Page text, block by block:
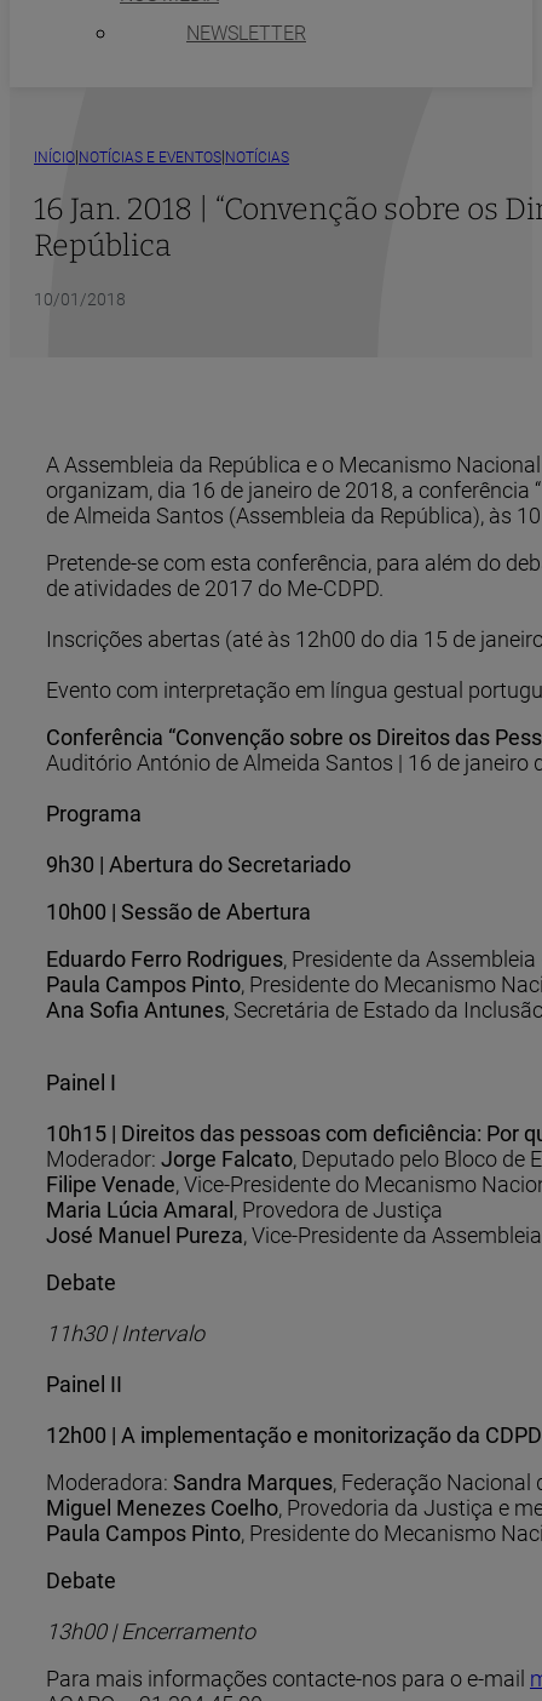
NEWSLETTER
INÍCIO|NOTÍCIAS E EVENTOS|NOTÍCIAS
16 Jan. 2018 | “Convenção sobre os
República
10/01/2018
A Assembleia da República e o Mecanismo
organizam, dia 16 de janeiro de 2018, a
de Almeida Santos (Assembleia da República), às
Pretende-se com esta conferência, para além do
de atividades de 2017 do Me-CDPD.
Inscrições abertas (até às 12h00 do dia 15 de
Evento com interpretação em língua gestual
Conferência “Convenção sobre os Direitos das
Auditório António de Almeida Santos | 16 de janeiro
Programa
9h30 | Abertura do Secretariado
10h00 | Sessão de Abertura
Eduardo Ferro Rodrigues, Presidente da
Paula Campos Pinto, Presidente do Mecanismo
Ana Sofia Antunes, Secretária de Estado da
Painel I
10h15 | Direitos das pessoas com deficiência: Por
Moderador: Jorge Falcato, Deputado pelo Bloco de
Filipe Venade, Vice-Presidente do Mecanismo
Maria Lúcia Amaral , Provedora de Justiça
José Manuel Pureza, Vice-Presidente da
Debate
11h30 | Intervalo
Painel II
12h00 | A implementação e monitorização da
Moderadora: Sandra Marques, Federação Nacional
Miguel Menezes Coelho, Provedoria da Justiça e
Paula Campos Pinto, Presidente do Mecanismo
Debate
13h00 | Encerramento
Para mais informações contacte-nos para o e-mail